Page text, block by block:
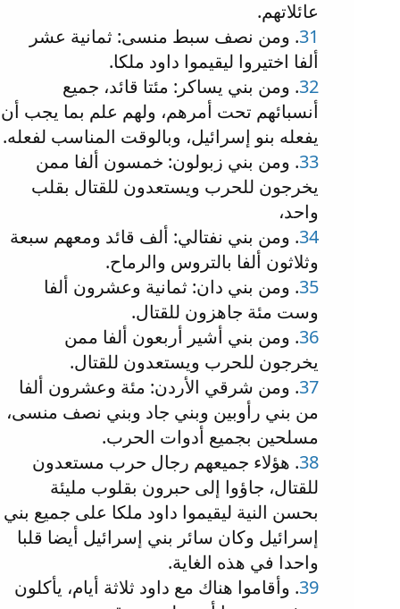
عائلاتهم.
31. ومن نصف سبط منسى: ثمانية عشر
ألفا اختيروا ليقيموا داود ملكا.
32. ومن بني يساكر: مئتا قائد، جميع
أنسبائهم تحت أمرهم، ولهم علم بما يجب أن
يفعله بنو إسرائيل، وبالوقت المناسب لفعله.
33. ومن بني زبولون: خمسون ألفا ممن
يخرجون للحرب ويستعدون للقتال بقلب
واحد،
34. ومن بني نفتالي: ألف قائد ومعهم سبعة
وثلاثون ألفا بالتروس والرماح.
35. ومن بني دان: ثمانية وعشرون ألفا
وست مئة جاهزون للقتال.
36. ومن بني أشير أربعون ألفا ممن
يخرجون للحرب ويستعدون للقتال.
37. ومن شرقي الأردن: مئة وعشرون ألفا
من بني رأوبين وبني جاد وبني نصف منسى،
مسلحين بجميع أدوات الحرب.
38. هؤلاء جميعهم رجال حرب مستعدون
للقتال، جاؤوا إلى حبرون بقلوب مليئة
بحسن النية ليقيموا داود ملكا على جميع بني
إسرائيل وكان سائر بني إسرائيل أيضا قلبا
واحدا في هذه الغاية.
39. وأقاموا هناك مع داود ثلاثة أيام، يأكلون